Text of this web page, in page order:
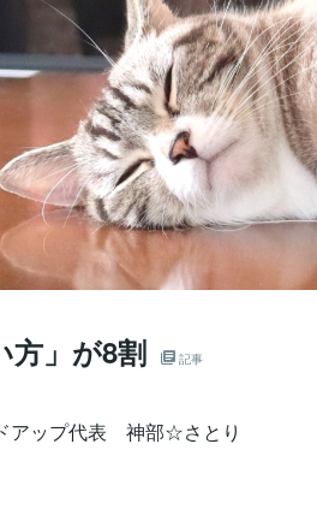
方」が8割 記事
アップ代表 神部☆さとり